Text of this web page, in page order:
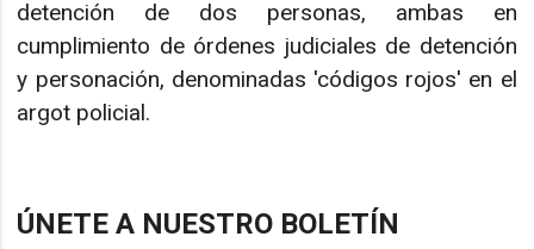
detención de dos personas, ambas en
cumplimiento de órdenes judiciales de detención
y personación, denominadas 'códigos rojos' en el
argot policial.
ÚNETE A NUESTRO BOLETÍN